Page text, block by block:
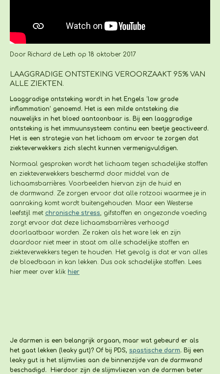
Door Richard de Leth op 18 oktober 2017
LAAGGRADIGE ONTSTEKING VEROORZAAKT 95% VAN
ALLE ZIEKTEN.
Laaggradige ontsteking wordt in het Engels ‘low grade
inflammation’ genoemd. Het is een milde ontsteking die
nauwelijks in het bloed aantoonbaar is. Bij een laaggradige
ontsteking is het immuunsysteem continu een beetje geactiveerd.
Het is een strategie van het lichaam om ervoor te zorgen dat
ziekteverwekkers zich slecht kunnen vermenigvuldigen.
Normaal gesproken wordt het lichaam tegen schadelijke stoffen
en ziekteverwekkers beschermd door middel van de
lichaamsbarrières. Voorbeelden hiervan zijn de huid en
de darmwand. Ze zorgen ervoor dat alle rotzooi waarmee je in
aanraking komt wordt buitengehouden. Maar een Westerse
leefstijl met chronische stress, gifstoffen en ongezonde voeding
zorgt ervoor dat deze lichaamsbarrières verhoogd
doorlaatbaar worden. Ze raken als het ware lek en zijn
daardoor niet meer in staat om alle schadelijke stoffen en
ziekteverwekkers tegen te houden. Het gevolg is dat er van alles
de bloedbaan in kan lekken. Dus ook schadelijke stoffen. Lees
hier meer over klik hier
Je darmen is een belangrijk orgaan, maar wat gebeurd er als
het gaat lekken (leaky gut)? Of bij PDS, spastische darm. Bij een
leaky gut is het slijmvlies aan de binnenzijde van de darmwand
beschadigd. Hierdoor zijn de slijmvliezen van de darmen beter